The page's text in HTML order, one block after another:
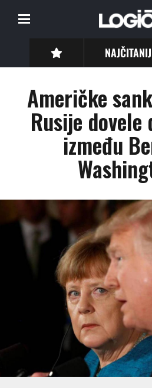
Američke
Rusije dovele
između